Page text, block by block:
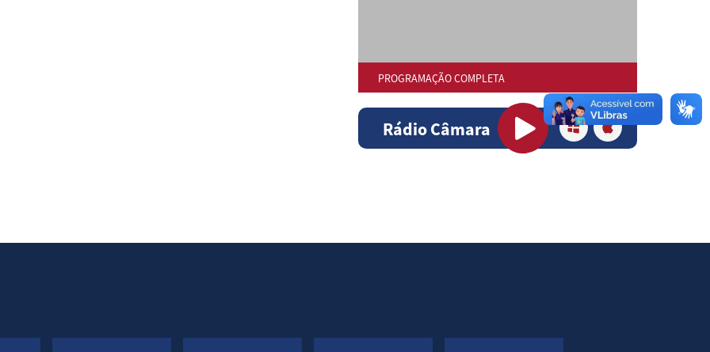
PROGRAMAÇÃO COMPLETA
Rádio Câmara